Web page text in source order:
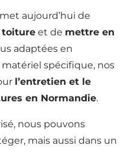
aujourd’hui de
toiture et de mettre en
adaptées en
spécifique, nos
l’entretien et le
en Normandie.
nous pouvons
mais aussi dans un